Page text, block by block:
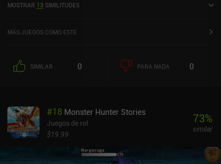
Google Play.
MOSTRAR 13 SIMILITUDES
MÁS JUEGOS COMO ESTE
SIMILAR 0 PARA NADA 0
#18 Monster Hunter Stories
Juegos de rol
$19.99
73%
similar